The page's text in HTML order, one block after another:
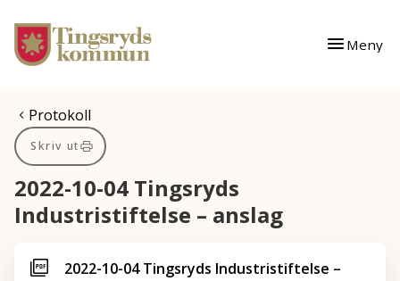
Gå till innehåll
Gå till huvudmeny
Meny
Du är här:
Protokoll
Skriv ut
2022-10-04 Tingsryds
Industristiftelse – anslag
2022-10-04 Tingsryds Industristiftelse –